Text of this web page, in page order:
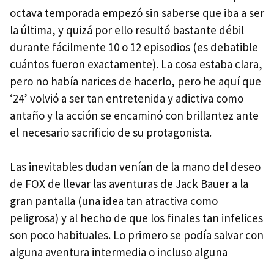
octava temporada empezó sin saberse que iba a ser
la última, y quizá por ello resultó bastante débil
durante fácilmente 10 o 12 episodios (es debatible
cuántos fueron exactamente). La cosa estaba clara,
pero no había narices de hacerlo, pero he aquí que
‘24’ volvió a ser tan entretenida y adictiva como
antaño y la acción se encaminó con brillantez ante
el necesario sacrificio de su protagonista.
Las inevitables dudan venían de la mano del deseo
de FOX de llevar las aventuras de Jack Bauer a la
gran pantalla (una idea tan atractiva como
peligrosa) y al hecho de que los finales tan infelices
son poco habituales. Lo primero se podía salvar con
alguna aventura intermedia o incluso alguna